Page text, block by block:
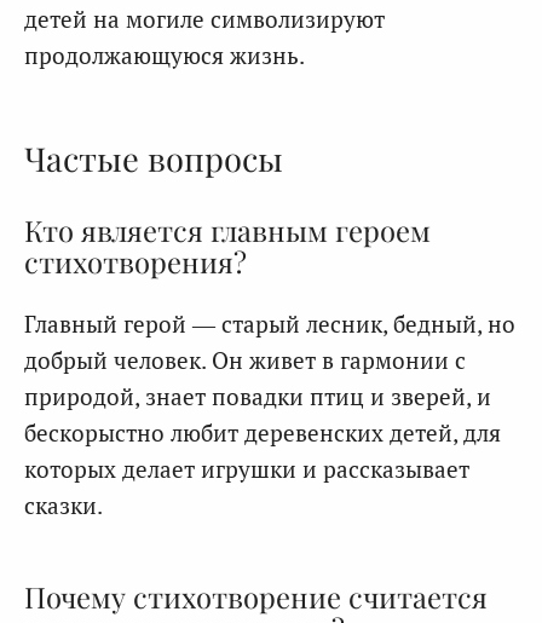
детей на могиле символизируют
продолжающуюся жизнь.
Частые вопросы
Кто является главным героем
стихотворения?
Главный герой — старый лесник, бедный, но
добрый человек. Он живет в гармонии с
природой, знает повадки птиц и зверей, и
бескорыстно любит деревенских детей, для
которых делает игрушки и рассказывает
сказки.
Почему стихотворение считается